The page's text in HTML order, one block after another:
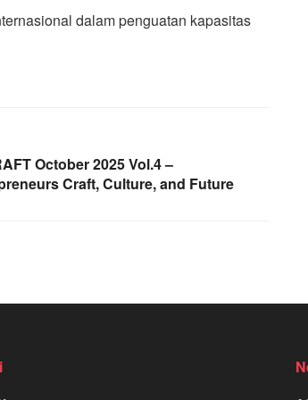
dalam penguatan kapasitas
October 2025 Vol.4 –
Craft, Culture, and Future